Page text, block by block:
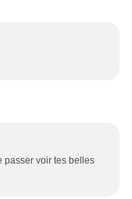
passer voir tes belles